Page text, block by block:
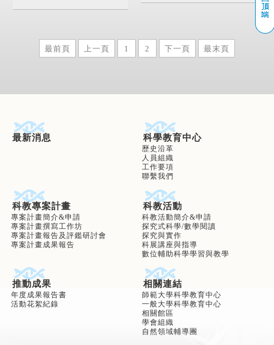
最前頁 上一頁 1 2 下一頁 最末頁
最新消息 科學教育中心
歷史沿革
人員組織
工作要項
聯繫我們
科教專案計畫
專案計畫簡介&申請
專案計畫撰寫工作坊
專案計畫報告及評鑑研討會
專案計畫成果報告
科教活動
科教活動簡介&申請
探究式科學/數學閱讀
探究與實作
科展講座與指導
數位輔助科學學習與教學
推動成果
年度成果報告書
活動花絮紀錄
相關連結
師範大學科學教育中心
一般大學科學教育中心
相關館區
學會組織
自然領域輔導團